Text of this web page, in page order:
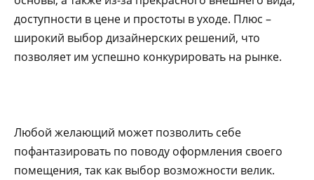
доступности в цене и простоты в уходе. Плюс –
широкий выбор дизайнерских решений, что
позволяет им успешно конкурировать на рынке.
Любой желающий может позволить себе
пофантазировать по поводу оформления своего
помещения, так как выбор возможности велик.